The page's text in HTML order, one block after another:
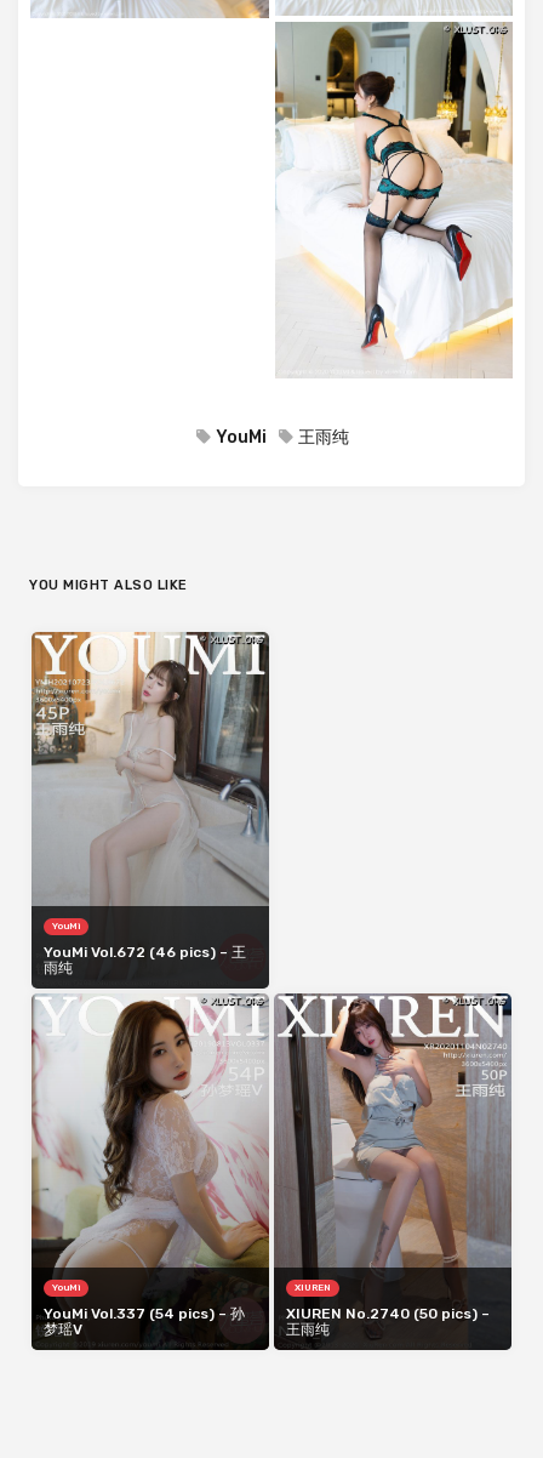
YouMi 王雨纯
YOU MIGHT ALSO LIKE
YouMi
YouMi Vol.672 (46 pics) – 王
雨纯
YouMi
YouMi Vol.337 (54 pics) – 孙
梦瑶V
XIUREN
XIUREN No.2740 (50 pics) –
王雨纯